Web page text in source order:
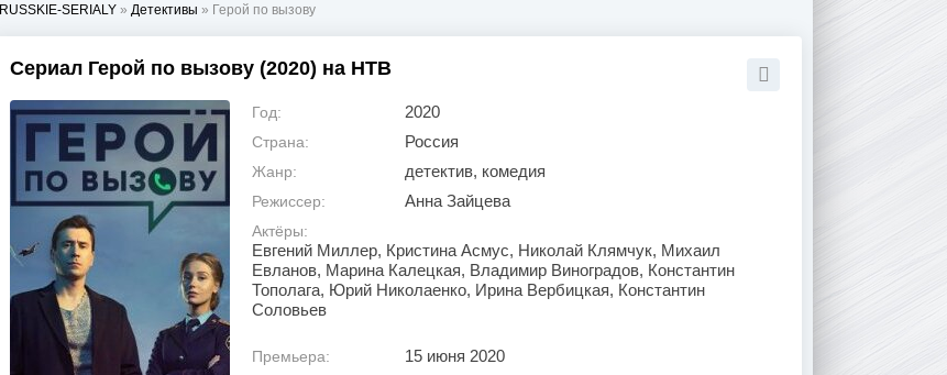
RUSSKIE-SERIALY » Детективы » Герой по вызову
Сериал Герой по вызову (2020) на НТВ
Год: 2020
Страна: Россия
Жанр: детектив, комедия
Режиссер: Анна Зайцева
Актёры:
Евгений Миллер, Кристина Асмус, Николай Клямчук, Михаил
Евланов, Марина Калецкая, Владимир Виноградов, Константин
Тополага, Юрий Николаенко, Ирина Вербицкая, Константин
Соловьев
Премьера: 15 июня 2020